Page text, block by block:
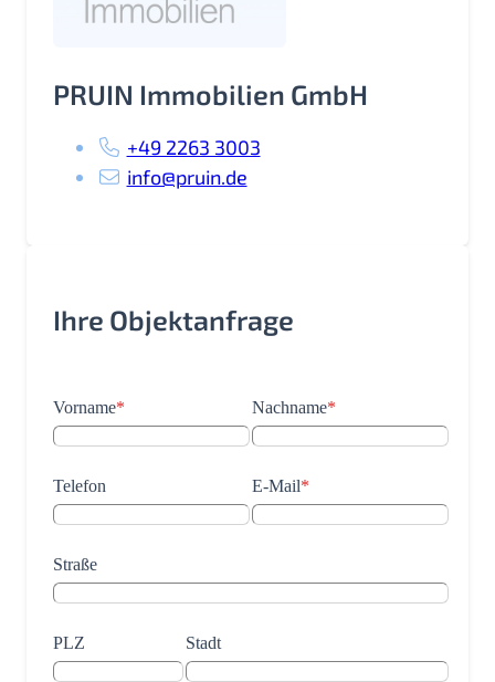
PRUIN Immobilien GmbH
+49 2263 3003
info@pruin.de
Ihre Objektanfrage
Vorname* Nachname*
Telefon E-Mail*
Straße
PLZ Stadt